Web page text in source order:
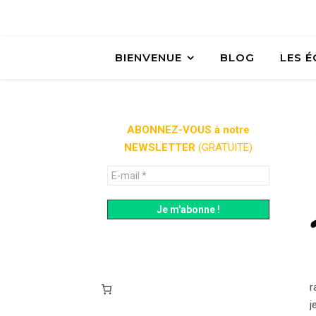
BIENVENUE BLOG LES
ABONNEZ-VOUS à notre
NEWSLETTER (GRATUITE)